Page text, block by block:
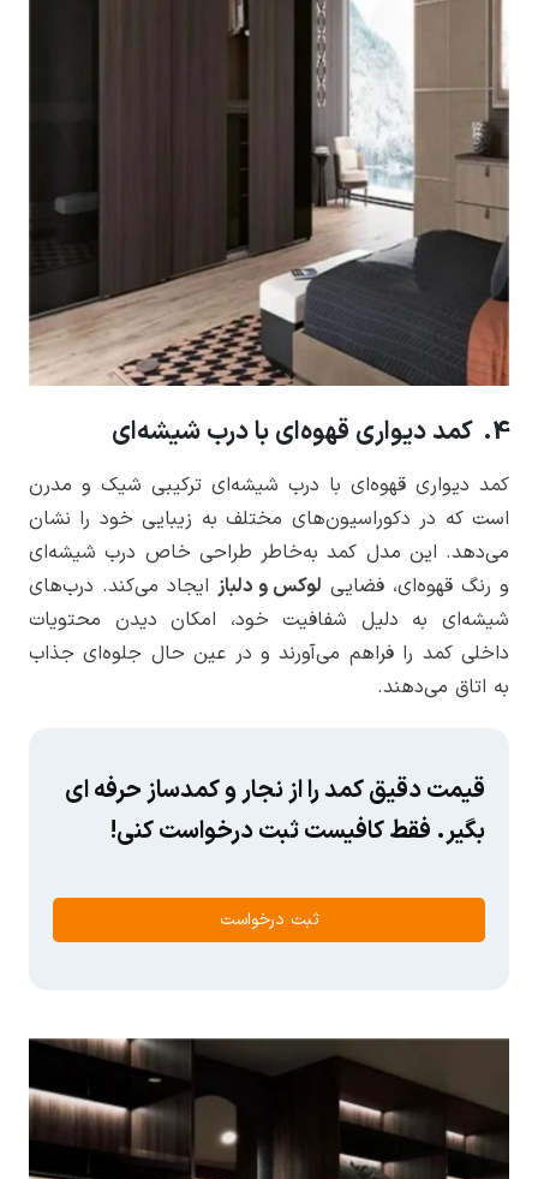
4. کمد دیواری قهوه‌ای با درب شیشه‌ای
کمد دیواری قهوه‌ای با درب شیشه‌ای ترکیبی شیک و مدرن
است که در دکوراسیون‌های مختلف به زیبایی خود را نشان
می‌دهد. این مدل کمد به‌خاطر طراحی خاص درب شیشه‌ای
و رنگ قهوه‌ای، فضایی لوکس و دلباز ایجاد می‌کند. درب‌های
شیشه‌ای به دلیل شفافیت خود، امکان دیدن محتویات
داخلی کمد را فراهم می‌آورند و در عین حال جلوه‌ای جذاب
به اتاق می‌دهند.
قیمت دقیق کمد را از نجار و کمدساز حرفه ای
بگیر. فقط کافیست ثبت درخواست کنی!
ثبت درخواست